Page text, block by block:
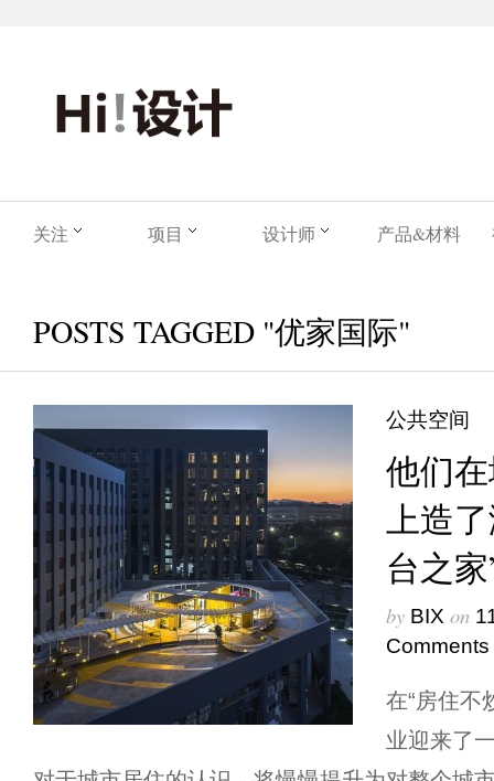
关注 项目 设计师 产品&材料
POSTS TAGGED "优家国际"
公共空间
他们
上造
台之
by BIX on
Comments
在“房住不
业迎来了